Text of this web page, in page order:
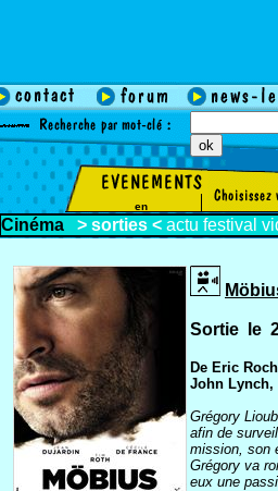
en
Cinéma > sorties < actu festival
Sortie le
De Eric
John Lynch,
Grégory
afin de
mission, son
Grégory va
eux une